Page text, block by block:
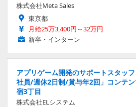
株式会社Meta Sales
東京都
月給25万3,400円～32万円
新卒・インターン
アプリゲーム開発のサポートスタッ
社員/週休2日制/賞与年2回」コンテ
宿3丁目
株式会社ELシステム